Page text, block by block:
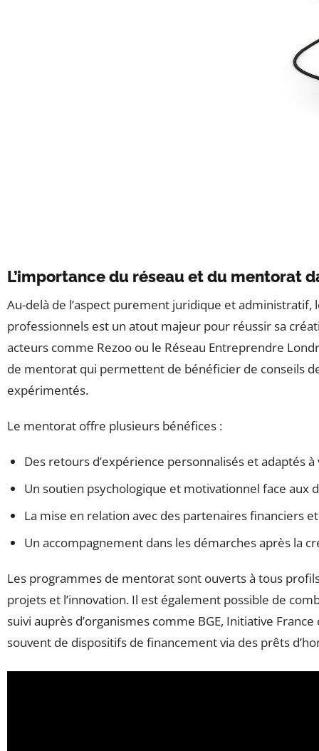
L’importance du réseau et du mentorat
Au-delà de l’aspect purement juridique et administratif,
professionnels est un atout majeur pour réussir sa
acteurs comme Rezoo ou le Réseau Entreprendre
de mentorat qui permettent de bénéficier de conseils
expérimentés.
Le mentorat offre plusieurs bénéfices :
Des retours d’expérience personnalisés et adaptés
Un soutien psychologique et motivationnel face aux
La mise en relation avec des partenaires financiers
Un accompagnement dans les démarches après la
Les programmes de mentorat sont ouverts à tous
projets et l’innovation. Il est également possible de
suivi auprès d’organismes comme BGE, Initiative
souvent de dispositifs de financement via des prêts